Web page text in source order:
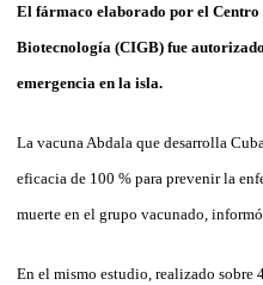
El fármaco elaborado por el
Biotecnología (CIGB) fue
emergencia en la isla.
La vacuna Abdala que desarrolla
eficacia de 100 % para prevenir la
muerte en el grupo vacunado,
En el mismo estudio, realizado sobre